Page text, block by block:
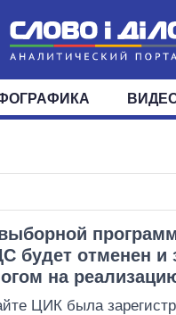
будет отменен и
на
ЦИК была